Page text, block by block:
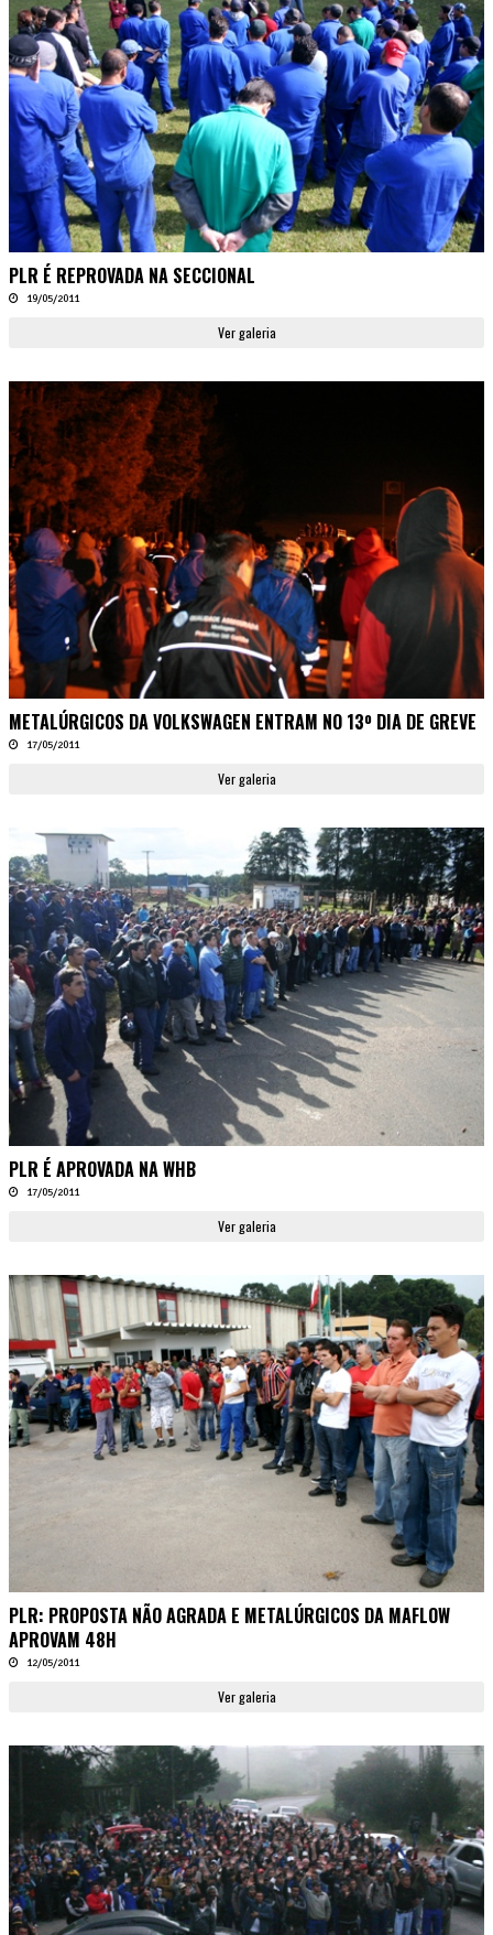
PLR É REPROVADA NA SECCIONAL
19/05/2011
Ver galeria
METALÚRGICOS DA VOLKSWAGEN ENTRAM NO 13º DIA DE GREVE
17/05/2011
Ver galeria
PLR É APROVADA NA WHB
17/05/2011
Ver galeria
PLR: PROPOSTA NÃO AGRADA E METALÚRGICOS DA MAFLOW
APROVAM 48H
12/05/2011
Ver galeria